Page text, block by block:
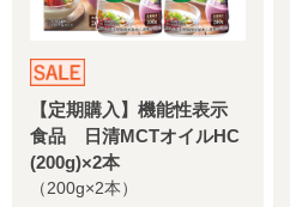
【定期購入】機能性表示
食品 日清MCTオイルHC
(200g)×2本
（200g×2本）